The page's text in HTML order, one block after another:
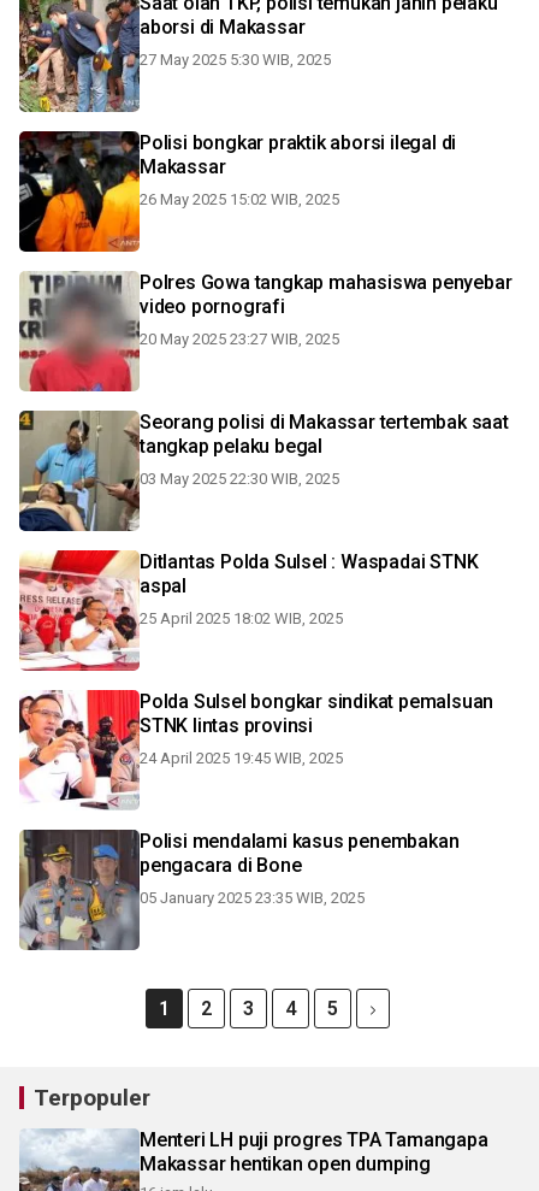
aborsi di Makassar
27 May 2025 5:30 WIB, 2025
Polisi bongkar praktik aborsi ilegal di
Makassar
26 May 2025 15:02 WIB, 2025
Polres Gowa tangkap mahasiswa penyebar
video pornografi
20 May 2025 23:27 WIB, 2025
Seorang polisi di Makassar tertembak saat
tangkap pelaku begal
03 May 2025 22:30 WIB, 2025
Ditlantas Polda Sulsel : Waspadai STNK
aspal
25 April 2025 18:02 WIB, 2025
Polda Sulsel bongkar sindikat pemalsuan
STNK lintas provinsi
24 April 2025 19:45 WIB, 2025
Polisi mendalami kasus penembakan
pengacara di Bone
05 January 2025 23:35 WIB, 2025
1 2 3 4 5
Terpopuler
Menteri LH puji progres TPA Tamangapa
Makassar hentikan open dumping